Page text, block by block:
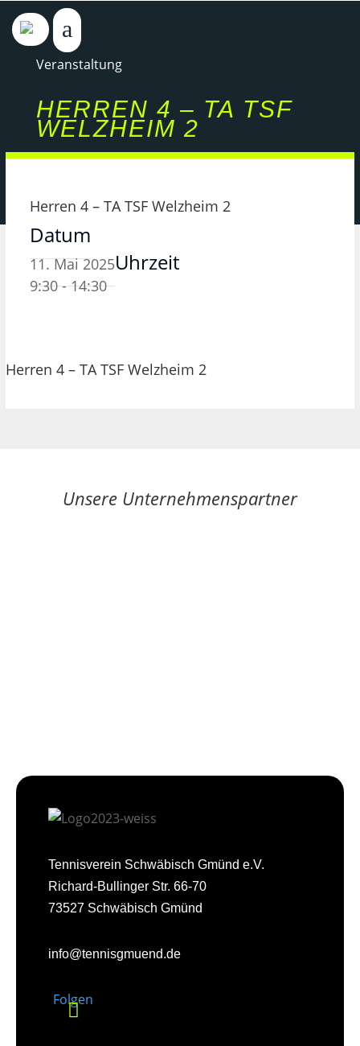
Veranstaltung
HERREN 4 – TA TSF
WELZHEIM 2
Herren 4 – TA TSF Welzheim 2
Datum
11. Mai 2025Uhrzeit
9:30 - 14:30
Herren 4 – TA TSF Welzheim 2
Unsere Unternehmenspartner
Tennisverein Schwäbisch Gmünd e.V.
Richard-Bullinger Str. 66-70
73527 Schwäbisch Gmünd
info@tennisgmuend.de
Folgen